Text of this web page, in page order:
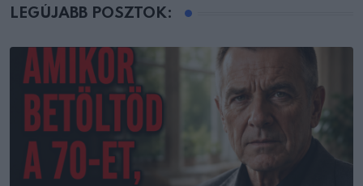
LEGÚJABB POSZTOK: